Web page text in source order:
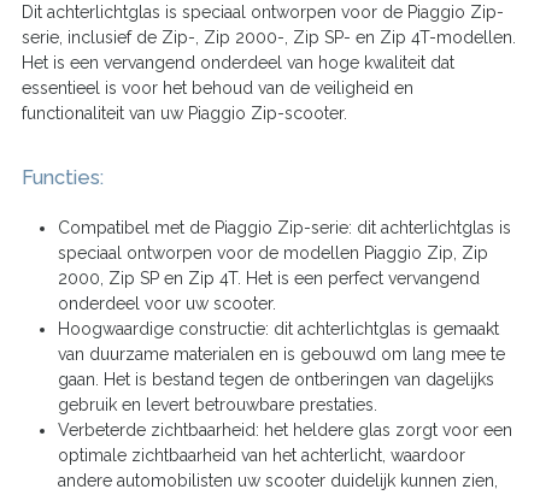
Dit achterlichtglas is speciaal ontworpen voor de Piaggio Zip-
serie, inclusief de Zip-, Zip 2000-, Zip SP- en Zip 4T-modellen.
Het is een vervangend onderdeel van hoge kwaliteit dat
essentieel is voor het behoud van de veiligheid en
functionaliteit van uw Piaggio Zip-scooter.
Functies:
Compatibel met de Piaggio Zip-serie: dit achterlichtglas is
speciaal ontworpen voor de modellen Piaggio Zip, Zip
2000, Zip SP en Zip 4T. Het is een perfect vervangend
onderdeel voor uw scooter.
Hoogwaardige constructie: dit achterlichtglas is gemaakt
van duurzame materialen en is gebouwd om lang mee te
gaan. Het is bestand tegen de ontberingen van dagelijks
gebruik en levert betrouwbare prestaties.
Verbeterde zichtbaarheid: het heldere glas zorgt voor een
optimale zichtbaarheid van het achterlicht, waardoor
andere automobilisten uw scooter duidelijk kunnen zien,